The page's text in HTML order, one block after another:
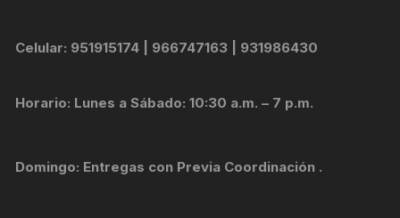
Celular: 951915174 | 966747163 | 931986430
Horario: Lunes a Sábado: 10:30 a.m. – 7 p.m.
Domingo: Entregas con Previa Coordinación .